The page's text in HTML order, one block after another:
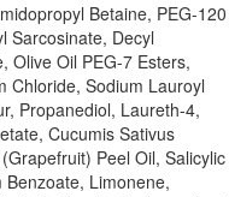
Betaine, PEG-120
Sarcosinate, Decyl
Olive Oil PEG-7 Esters,
Chloride, Sodium Lauroyl
Propanediol, Laureth-4,
Cucumis Sativus
Peel Oil, Salicylic
Benzoate, Limonene,